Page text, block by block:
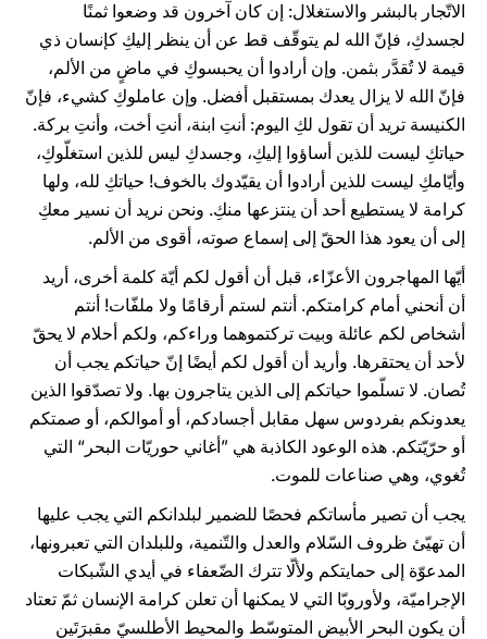
الاتّجار بالبشر والاستغلال: إن كان آخرون قد وضعوا ثمنًا
لجسدكِ، فإنّ الله لم يتوقّف قط عن أن ينظر إليكِ كإنسان ذي
قيمة لا تُقدَّر بثمن. وإن أرادوا أن يحبسوكِ في ماضٍ من الألم،
فإنّ الله لا يزال يعدك بمستقبل أفضل. وإن عاملوكِ كشيء، فإنّ
الكنيسة تريد أن تقول لكِ اليوم: أنتِ ابنة، أنتِ أخت، وأنتِ بركة.
حياتكِ ليست للذين أساؤوا إليكِ، وجسدكِ ليس للذين استغلّوكِ،
وأيّامكِ ليست للذين أرادوا أن يقيّدوك بالخوف! حياتكِ لله، ولها
كرامة لا يستطيع أحد أن ينتزعها منكِ. ونحن نريد أن نسير معكِ
إلى أن يعود هذا الحقّ إلى إسماع صوته، أقوى من الألم.
أيّها المهاجرون الأعزّاء، قبل أن أقول لكم أيّة كلمة أخرى، أريد
أن أنحني أمام كرامتكم. أنتم لستم أرقامًا ولا ملفّات! أنتم
أشخاص لكم عائلة وبيت تركتموهما وراءكم، ولكم أحلام لا يحقّ
لأحد أن يحتقرها. وأريد أن أقول لكم أيضًا إنّ حياتكم يجب أن
تُصان. لا تسلّموا حياتكم إلى الذين يتاجرون بها. ولا تصدّقوا الذين
يعدونكم بفردوس سهل مقابل أجسادكم، أو أموالكم، أو صمتكم
أو حرّيّتكم. هذه الوعود الكاذبة هي ”أغاني حوريّات البحر“ التي
تُغوي، وهي صناعات للموت.
يجب أن تصير مأساتكم فحصًا للضمير لبلدانكم التي يجب عليها
أن تهيّئ ظروف السّلام والعدل والتّنمية، وللبلدان التي تعبرونها،
المدعوّة إلى حمايتكم ولألّا تترك الضّعفاء في أيدي الشّبكات
الإجراميّة، ولأوروبّا التي لا يمكنها أن تعلن كرامة الإنسان ثمّ تعتاد
أن يكون البحر الأبيض المتوسّط والمحيط الأطلسيّ مقبرَتَين